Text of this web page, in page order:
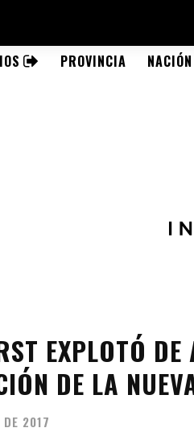
PROVINCIA NACIÓN
EXPLOTÓ
DE LA
DE 2017